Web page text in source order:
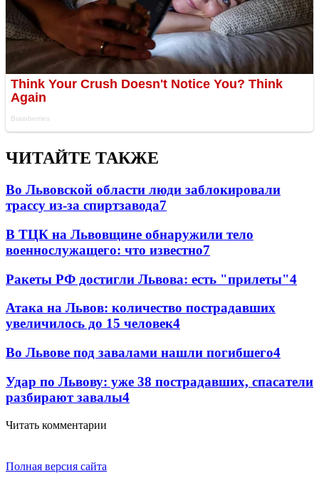
ЧИТАЙТЕ ТАКЖЕ
Во Львовской области люди заблокировали
трассу из-за спиртзавода7
В ТЦК на Львовщине обнаружили тело
военнослужащего: что известно7
Ракеты РФ достигли Львова: есть "прилеты"4
Атака на Львов: количество пострадавших
увеличилось до 15 человек4
Во Львове под завалами нашли погибшего4
Удар по Львову: уже 38 пострадавших, спасатели
разбирают завалы4
Читать комментарии
Полная версия сайта